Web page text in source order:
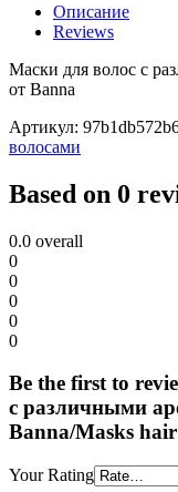
Описание
Reviews
Маски для волос с
от Banna
Артикул:
волосами
Based on 0
0.0 overall
0
0
0
0
0
Be the first to
с различными
Banna/Masks
Your Rating